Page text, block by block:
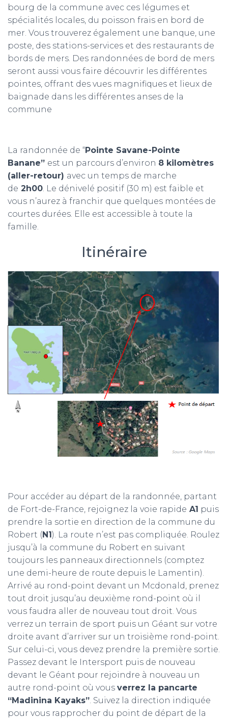
bourg de la commune avec ces légumes et
spécialités locales, du poisson frais en bord de
mer. Vous trouverez également une banque, une
poste, des stations-services et des restaurants de
bords de mers. Des randonnées de bord de mers
seront aussi vous faire découvrir les différentes
pointes, offrant des vues magnifiques et lieux de
baignade dans les différentes anses de la
commune
La randonnée de “Pointe Savane-Pointe
Banane” est un parcours d’environ 8 kilomètres
(aller-retour) avec un temps de marche
de 2h00 . Le dénivelé positif (30 m) est faible et
vous n’aurez à franchir que quelques montées de
courtes durées. Elle est accessible à toute la
famille.
Itinéraire
Pour accéder au départ de la randonnée, partant
de Fort-de-France, rejoignez la voie rapide A1 puis
prendre la sortie en direction de la commune du
Robert (N1). La route n’est pas compliquée. Roulez
jusqu’à la commune du Robert en suivant
toujours les panneaux directionnels (comptez
une demi-heure de route depuis le Lamentin).
Arrivé au rond-point devant un Mcdonald, prenez
tout droit jusqu’au deuxième rond-point où il
vous faudra aller de nouveau tout droit. Vous
verrez un terrain de sport puis un Géant sur votre
droite avant d’arriver sur un troisième rond-point.
Sur celui-ci, vous devez prendre la première sortie.
Passez devant le Intersport puis de nouveau
devant le Géant pour rejoindre à nouveau un
autre rond-point où vous verrez la pancarte
“Madinina Kayaks”. Suivez la direction indiquée
pour vous rapprocher du point de départ de la